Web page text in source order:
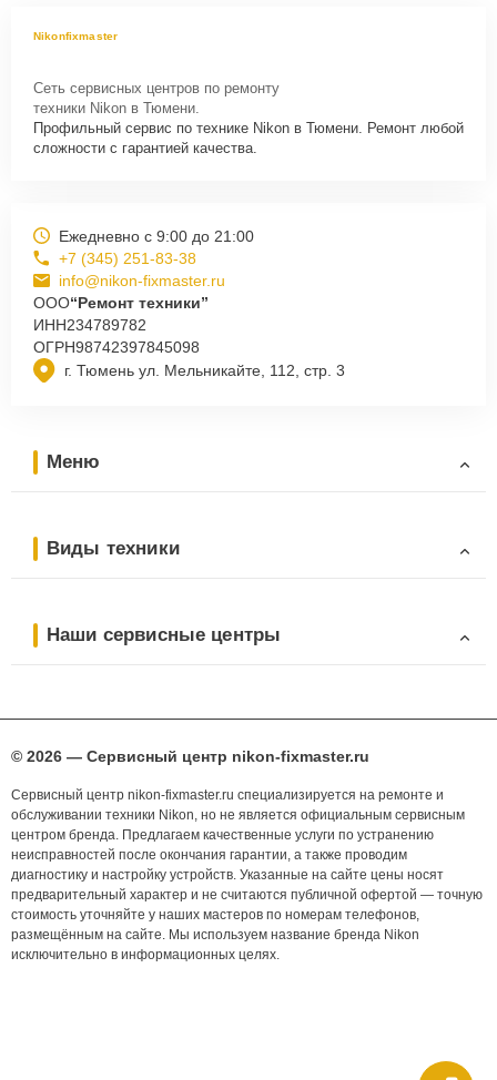
Nikonfixmaster
Сеть сервисных центров по ремонту
техники Nikon в Тюмени.
Профильный сервис по технике Nikon в Тюмени. Ремонт любой
сложности с гарантией качества.
г. Тюмень ул. Мельникайте, 112, стр. 3
Ежедневно с 9:00 до 21:00
+7 (345) 251-83-38
info@nikon-fixmaster.ru
ООО“Ремонт техники”
ИНН234789782
ОГРН98742397845098
Меню
Виды техники
Наши сервисные центры
© 2026 — Сервисный центр nikon-fixmaster.ru
Сервисный центр nikon-fixmaster.ru специализируется на ремонте и
обслуживании техники Nikon, но не является официальным сервисным
центром бренда. Предлагаем качественные услуги по устранению
неисправностей после окончания гарантии, а также проводим
диагностику и настройку устройств. Указанные на сайте цены носят
предварительный характер и не считаются публичной офертой — точную
стоимость уточняйте у наших мастеров по номерам телефонов,
размещённым на сайте. Мы используем название бренда Nikon
исключительно в информационных целях.